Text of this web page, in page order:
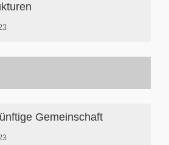
Gemeinschaft